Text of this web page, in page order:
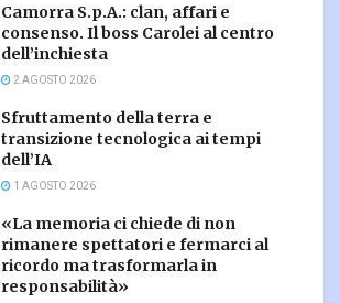
Camorra S.p.A.: clan, affari e
consenso. Il boss Carolei al centro
dell’inchiesta
2 AGOSTO 2026
Sfruttamento della terra e
transizione tecnologica ai tempi
dell’IA
1 AGOSTO 2026
«La memoria ci chiede di non
rimanere spettatori e fermarci al
ricordo ma trasformarla in
responsabilità»